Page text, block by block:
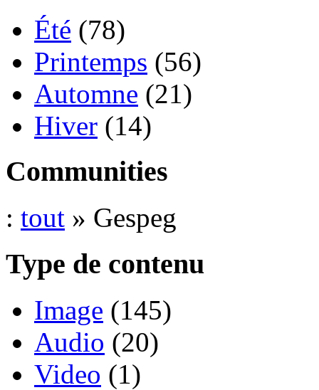
Été (78)
Printemps (56)
Automne (21)
Hiver (14)
Communities
: tout » Gespeg
Type de contenu
Image (145)
Audio (20)
Video (1)